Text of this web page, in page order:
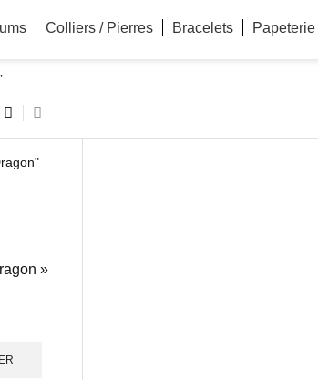
Colliers / Pierres Bracelets Papeterie
»